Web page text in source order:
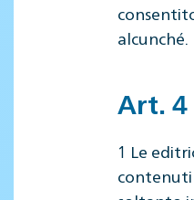
alcunché.
Art. 4
1 Le